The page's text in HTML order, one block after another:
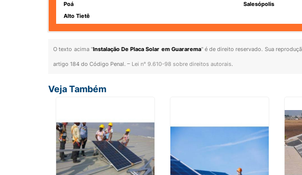
Poá
Salesópolis
Alto Tietê
O texto acima "Instalação De Placa Solar em Guararema" é de direito reservado. Sua
artigo 184 do Código Penal. – Lei n° 9.610-98 sobre direitos autorais.
Veja Também